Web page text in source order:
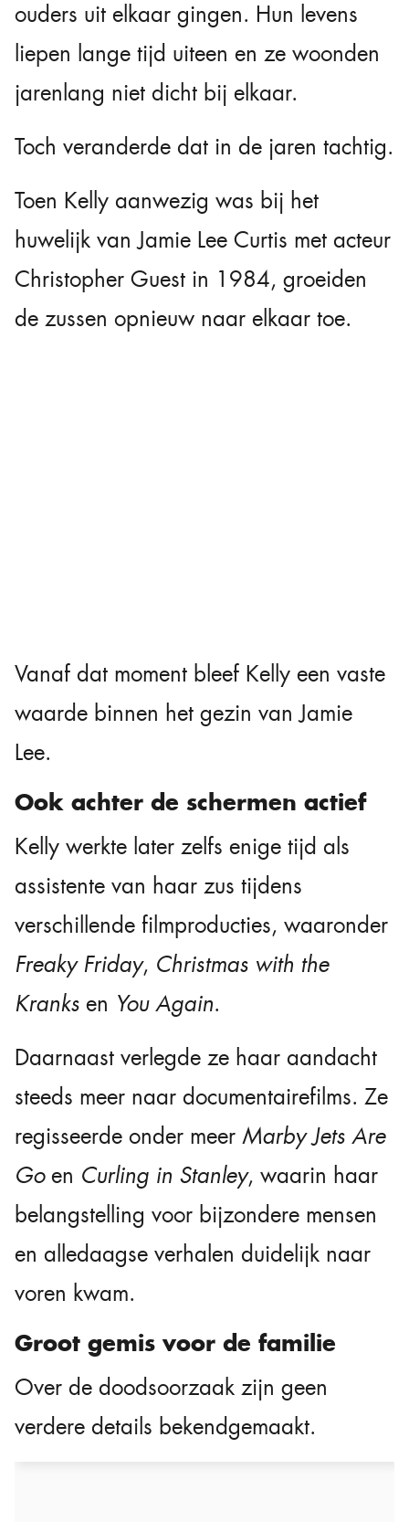
ouders uit elkaar gingen. Hun levens
liepen lange tijd uiteen en ze woonden
jarenlang niet dicht bij elkaar.
Toch veranderde dat in de jaren tachtig.
Toen Kelly aanwezig was bij het
huwelijk van Jamie Lee Curtis met acteur
Christopher Guest in 1984, groeiden
de zussen opnieuw naar elkaar toe.
Vanaf dat moment bleef Kelly een vaste
waarde binnen het gezin van Jamie
Lee.
Ook achter de schermen actief
Kelly werkte later zelfs enige tijd als
assistente van haar zus tijdens
verschillende filmproducties, waaronder
Freaky Friday, Christmas with the
Kranks en You Again.
Daarnaast verlegde ze haar aandacht
steeds meer naar documentairefilms. Ze
regisseerde onder meer Marby Jets Are
Goen Curling in Stanley, waarin haar
belangstelling voor bijzondere mensen
en alledaagse verhalen duidelijk naar
voren kwam.
Groot gemis voor de familie
Over de doodsoorzaak zijn geen
verdere details bekendgemaakt.